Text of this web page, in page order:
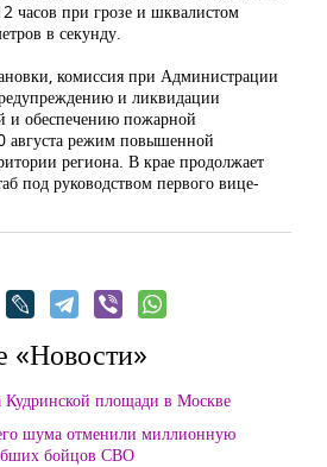
часов при грозе и шквалистом
в секунду.
комиссия при Администрации
и ликвидации
и обеспечению пожарной
августа режим повышенной
региона. В крае продолжает
под руководством первого вице-
«Новости»
Кудринской площади в Москве
шума отменили миллионную
бойцов СВО